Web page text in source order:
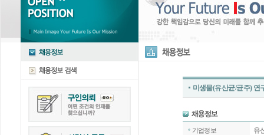
미생물(유산균/균주)
기업정보 유